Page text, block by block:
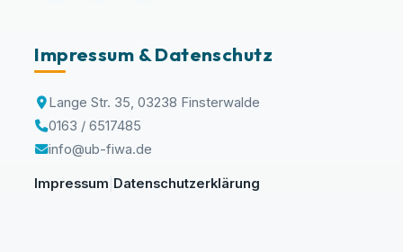
Impressum & Datenschutz
Lange Str. 35, 03238 Finsterwalde
0163 / 6517485
info@ub-fiwa.de
Impressum Datenschutzerklärung